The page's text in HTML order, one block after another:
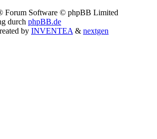
Forum Software © phpBB Limited
durch phpBB.de
by INVENTEA & nextgen